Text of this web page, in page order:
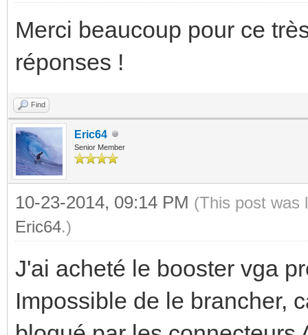
Merci beaucoup pour ce
réponses !
Find
Eric64
Senior Member
10-23-2014, 09:14 PM (This post was
Eric64.)
J'ai acheté le booster vga
Impossible de le brancher,